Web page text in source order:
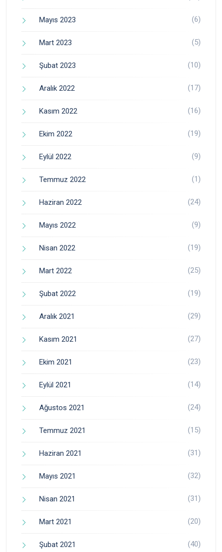
Mayıs 2023 (6)
Mart 2023 (5)
Şubat 2023 (10)
Aralık 2022 (17)
Kasım 2022 (16)
Ekim 2022 (19)
Eylül 2022 (9)
Temmuz 2022 (1)
Haziran 2022 (24)
Mayıs 2022 (9)
Nisan 2022 (19)
Mart 2022 (25)
Şubat 2022 (19)
Aralık 2021 (29)
Kasım 2021 (27)
Ekim 2021 (23)
Eylül 2021 (14)
Ağustos 2021 (24)
Temmuz 2021 (15)
Haziran 2021 (31)
Mayıs 2021 (32)
Nisan 2021 (31)
Mart 2021 (20)
Şubat 2021 (40)